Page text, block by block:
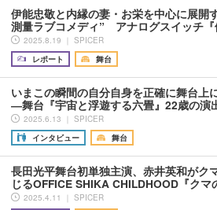
伊能忠敬と内縁の妻・お栄を中心に展開
測量ラブコメディ” アナログスイッチ
2025.8.19 ｜ SPICER
レポート
舞台
いまこの瞬間の自分自身を正確に舞台上
―舞台『宇宙と浮遊する六畳』22歳の演
2025.6.13 ｜ SPICER
インタビュー
舞台
長田光平舞台初単独主演、赤井英和がク
じるOFFICE SHIKA CHILDHOOD『ク
2025.4.11 ｜ SPICER